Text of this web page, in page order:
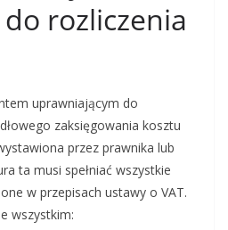
rozliczenia
uprawniającym do
zaksięgowania kosztu
przez prawnika lub
ta musi spełniać wszystkie
w przepisach ustawy o VAT.
wszystkim: